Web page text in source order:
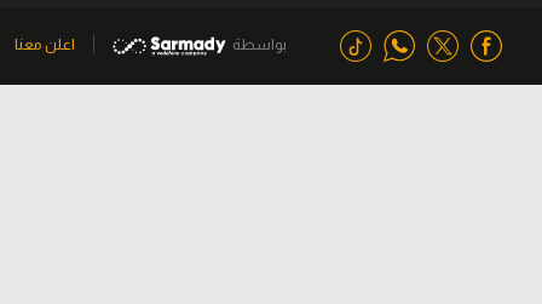
بواسطة اعلن معنا